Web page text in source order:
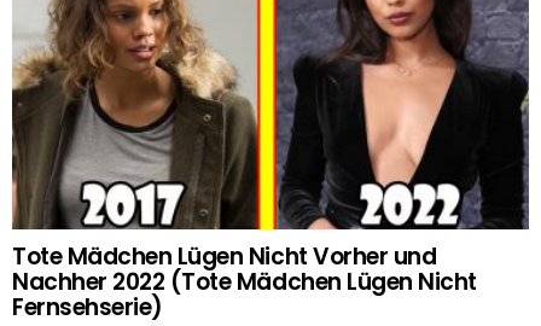
Tote Mädchen Lügen Nicht Vorher und
Nachher 2022 (Tote Mädchen Lügen Nicht
Fernsehserie)